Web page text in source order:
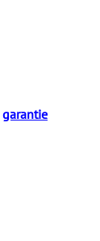
garantie